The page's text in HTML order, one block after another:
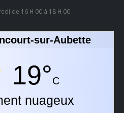
de 16 H 00 à 18 H 00
sur-Aubette
19°C
nuageux